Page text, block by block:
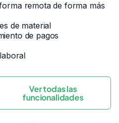
remota de forma más
de material
de pagos
Ver todas las
funcionalidades